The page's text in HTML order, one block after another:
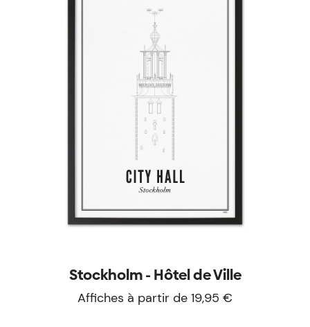
Stockholm - Hôtel de Ville
Affiches à partir de 19,95 €